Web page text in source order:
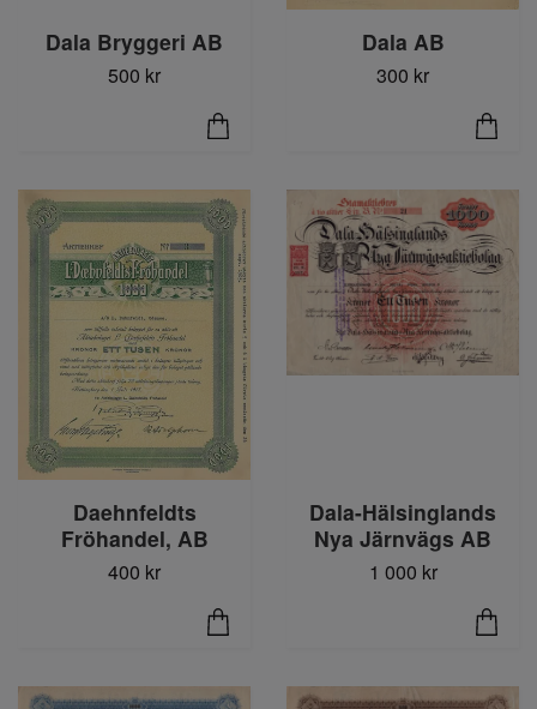
Dala Bryggeri AB
500 kr
Dala AB
300 kr
Daehnfeldts
Fröhandel, AB
400 kr
Dala-Hälsinglands
Nya Järnvägs AB
1 000 kr